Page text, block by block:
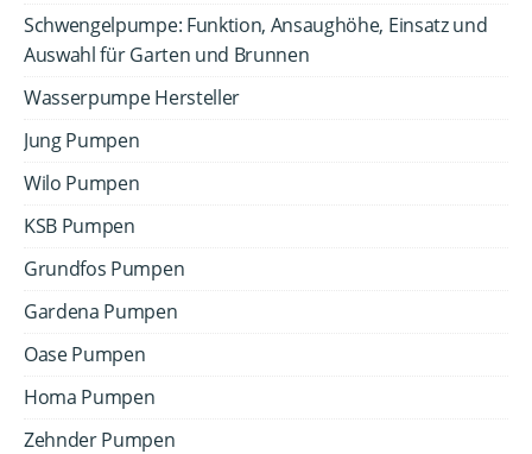
Schwengelpumpe: Funktion, Ansaughöhe, Einsatz und
Auswahl für Garten und Brunnen
Wasserpumpe Hersteller
Jung Pumpen
Wilo Pumpen
KSB Pumpen
Grundfos Pumpen
Gardena Pumpen
Oase Pumpen
Homa Pumpen
Zehnder Pumpen